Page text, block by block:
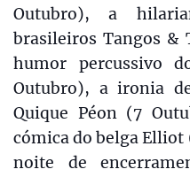
Outubro), a
brasileiros Tangos &
humor percussivo
Outubro), a ironia
Quique Péon (7
cómica do belga
noite de